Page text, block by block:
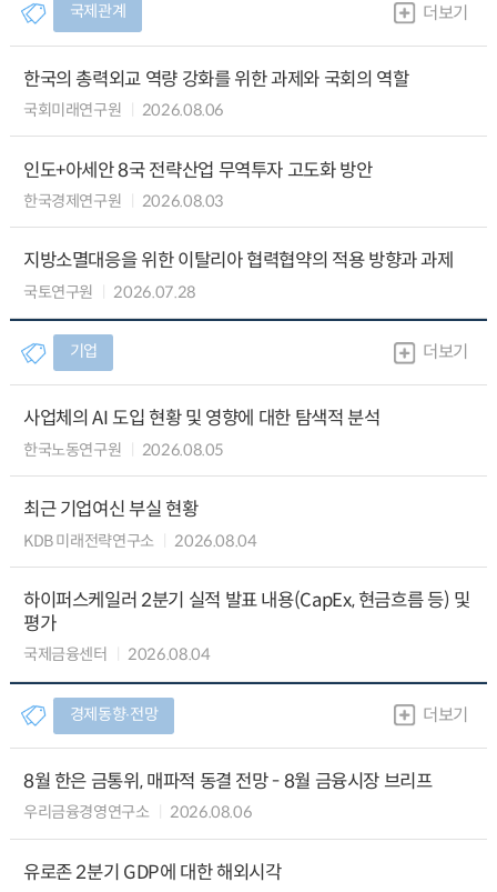
국제관계 더보기
한국의 총력외교 역량 강화를 위한 과제와 국회의 역할
국회미래연구원 2026.08.06
인도+아세안 8국 전략산업 무역투자 고도화 방안
한국경제연구원 2026.08.03
지방소멸대응을 위한 이탈리아 협력협약의 적용 방향과 과제
국토연구원 2026.07.28
기업 더보기
사업체의 AI 도입 현황 및 영향에 대한 탐색적 분석
한국노동연구원 2026.08.05
최근 기업여신 부실 현황
KDB 미래전략연구소 2026.08.04
하이퍼스케일러 2분기 실적 발표 내용(CapEx, 현금흐름 등) 및
평가
국제금융센터 2026.08.04
경제동향∙전망 더보기
8월 한은 금통위, 매파적 동결 전망 - 8월 금융시장 브리프
우리금융경영연구소 2026.08.06
유로존 2분기 GDP에 대한 해외시각